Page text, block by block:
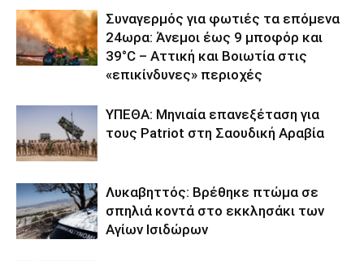
Συναγερμός για φωτιές τα επόμενα
24ωρα: Άνεμοι έως 9 μποφόρ και
39°C – Αττική και Βοιωτία στις
«επικίνδυνες» περιοχές
ΥΠΕΘΑ: Μηνιαία επανεξέταση για
τους Patriot στη Σαουδική Αραβία
Λυκαβηττός: Βρέθηκε πτώμα σε
σπηλιά κοντά στο εκκλησάκι των
Αγίων Ισιδώρων